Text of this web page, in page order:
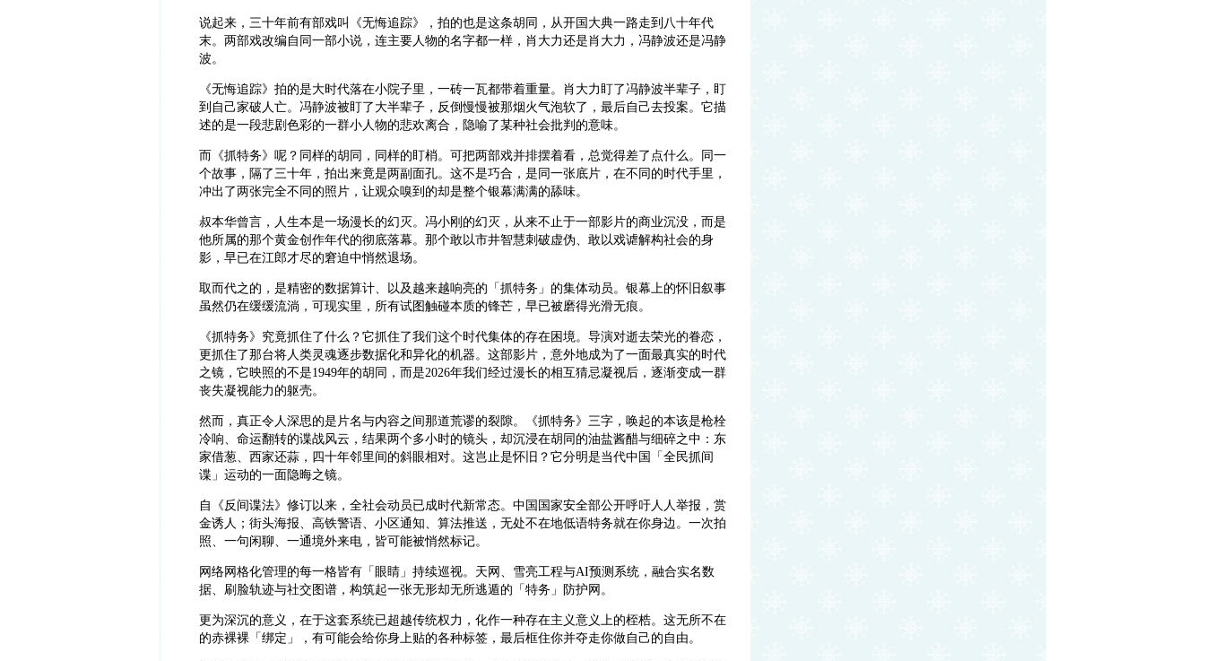
‍说起来，三十年前有部戏叫《无悔追踪》，拍的也是这条胡同，从开国大典一路走到八十年代
末。两部戏改编自同一部小说，连主要人物的名字都一样，肖大力还是肖大力，冯静波还是冯静
波。
《无悔追踪》拍的是大时代落在小院子里，一砖一瓦都带着重量。肖大力盯了冯静波半辈子，盯
到自己家破人亡。冯静波被盯了大半辈子，反倒慢慢被那烟火气泡软了，最后自己去投案。它描
述的是一段悲剧色彩的一群小人物的悲欢离合，隐喻了某种社会批判的意味。
‍而《抓特务》呢？同样的胡同，同样的盯梢。可把两部戏并排摆着看，总觉得差了点什么。同一
个故事，隔了三十年，拍出来竟是两副面孔。这不是巧合，是同一张底片，在不同的时代手里，
冲出了两张完全不同的照片，让观众嗅到的却是整个银幕满满的舔味。
叔本华曾言，人生本是一场漫长的幻灭。冯小刚的幻灭，从来不止于一部影片的商业沉没，而是
他所属的那个黄金创作年代的彻底落幕。那个敢以市井智慧刺破虚伪、敢以戏谑解构社会的身
影，早已在江郎才尽的窘迫中悄然退场。
‍取而代之的，是精密的数据算计、以及越来越响亮的「抓特务」的集体动员。银幕上的怀旧叙事
虽然仍在缓缓流淌，可现实里，所有试图触碰本质的锋芒，早已被磨得光滑无痕。
‍《抓特务》究竟抓住了什么？它抓住了我们这个时代集体的存在困境。导演对逝去荣光的眷恋，
更抓住了那台将人类灵魂逐步数据化和异化的机器。这部影片，意外地成为了一面最真实的时代
之镜，它映照的不是1949年的胡同，而是2026年我们经过漫长的相互猜忌凝视后，逐渐变成一群
丧失凝视能力的躯壳。
然而，真正令人深思的是片名与内容之间那道荒谬的裂隙。《抓特务》三字，唤起的本该是枪栓
冷响、命运翻转的谍战风云，结果两个多小时的镜头，却沉浸在胡同的油盐酱醋与细碎之中：东
家借葱、西家还蒜，四十年邻里间的斜眼相对。这岂止是怀旧？它分明是当代中国「全民抓间
谍」运动的一面隐晦之镜。
‍自《反间谍法》修订以来，全社会动员已成时代新常态。中国国家安全部公开呼吁人人举报，赏
金诱人；街头海报、高铁警语、小区通知、算法推送，无处不在地低语特务就在你身边。一次拍
照、一句闲聊、一通境外来电，皆可能被悄然标记。
‍网络网格化管理的每一格皆有「眼睛」持续巡视。天网、雪亮工程与AI预测系统，融合实名数
据、刷脸轨迹与社交图谱，构筑起一张无形却无所逃遁的「特务」防护网。
更为深沉的意义，在于这套系统已超越传统权力，化作一种存在主义意义上的桎梏。这无所不在
的赤裸裸「绑定」，有可能会给你身上贴的各种标签，最后框住你并夺走你做自己的自由。